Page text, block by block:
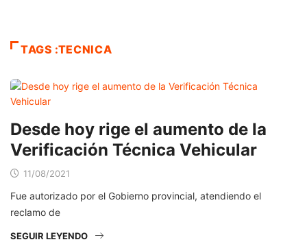
TAGS :TECNICA
Desde hoy rige el aumento de la
Verificación Técnica Vehicular
11/08/2021
Fue autorizado por el Gobierno provincial, atendiendo el
reclamo de
SEGUIR LEYENDO